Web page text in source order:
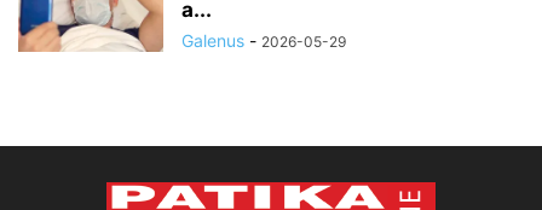
a...
Galenus - 2026-05-29